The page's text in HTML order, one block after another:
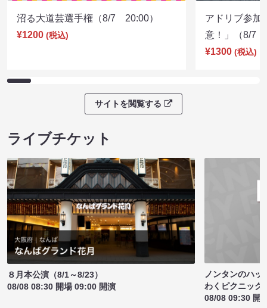
沼る大道芸選手権（8/7 20:00）
¥1200 (税込)
アドリブ参加
意！」（8/7
¥1300 (税込)
サイトを閲覧する
ライブチケット
８月本公演（8/1～8/23）
08/08 08:30 開場 09:00 開演
ノンタンのハッ
わくピクニック
08/08 09:30 開